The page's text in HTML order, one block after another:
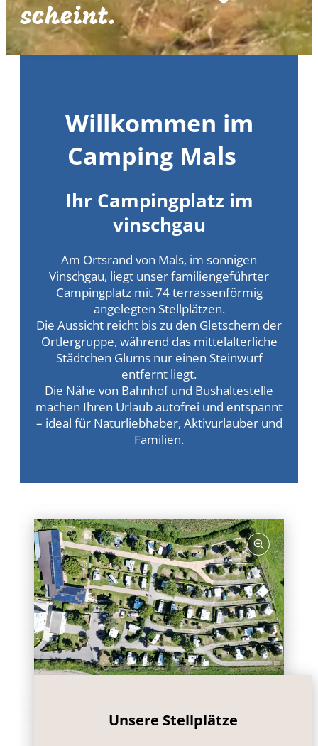
scheint.
Willkommen im
Camping Mals
Ihr Campingplatz im
vinschgau
Am Ortsrand von Mals, im sonnigen
Vinschgau, liegt unser familiengeführter
Campingplatz mit 74 terrassenförmig
angelegten Stellplätzen.
Die Aussicht reicht bis zu den Gletschern der
Ortlergruppe, während das mittelalterliche
Städtchen Glurns nur einen Steinwurf
entfernt liegt.
Die Nähe von Bahnhof und Bushaltestelle
machen Ihren Urlaub autofrei und entspannt
– ideal für Naturliebhaber, Aktivurlauber und
Familien.
Unsere Stellplätze